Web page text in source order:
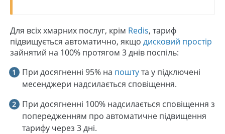
Для всіх хмарних послуг, крім Redis, тариф
підвищується автоматично, якщо дисковий простір
зайнятий на 100% протягом 3 днів поспіль:
При досягненні 95% на поштута у підключені
месенджери надсилається сповіщення.
При досягненні 100% надсилається сповіщення з
попередженням про автоматичне підвищення
тарифу через 3 дні.